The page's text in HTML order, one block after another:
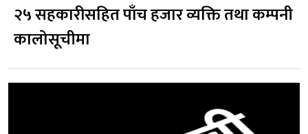
२५ सहकारीसहित पाँच हजार व्यक्ति तथा कम्पनी
कालोसूचीमा